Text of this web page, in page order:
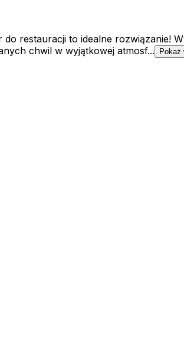
restauracji to idealne rozwiązanie!
chwil w wyjątkowej atmosf...
Pokaż